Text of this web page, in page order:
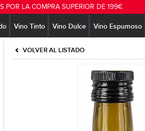
POR LA COMPRA SUPERIOR DE 199€
Vino Tinto Vino Dulce Vino Espumoso
VOLVER AL LISTADO